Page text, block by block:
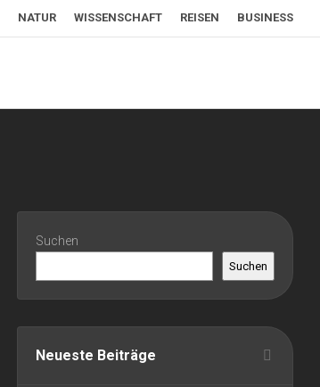
NATUR WISSENSCHAFT REISEN BUSINESS
Suchen
Suchen
Neueste Beiträge